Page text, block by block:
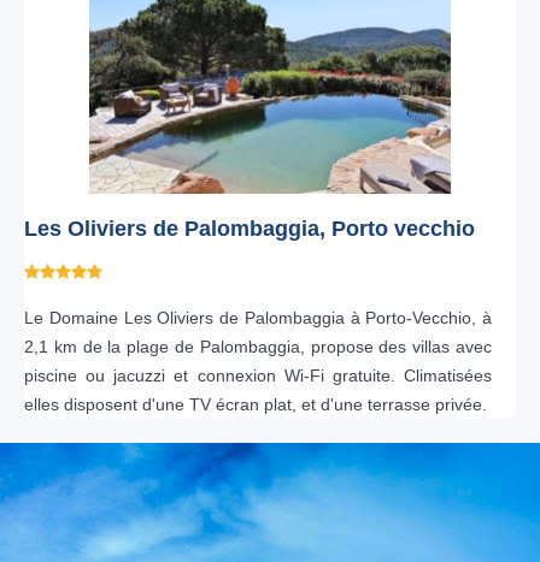
Les Oliviers de Palombaggia, Porto vecchio
Le Domaine Les Oliviers de Palombaggia à Porto-Vecchio, à
2,1 km de la plage de Palombaggia, propose des villas avec
piscine ou jacuzzi et connexion Wi-Fi gratuite. Climatisées
elles disposent d'une TV écran plat, et d'une terrasse privée.